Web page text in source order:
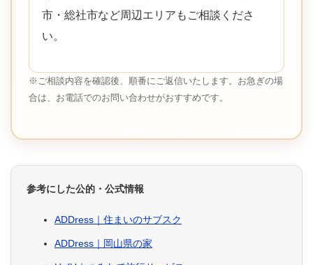
市・総社市など周辺エリアもご相談くださ
い。
※ご相談内容を確認後、順番にご返信いたします。お急ぎの場
合は、お電話でのお問い合わせがおすすめです。
参考にした公的・公式情報
ADDress｜住まいのサブスク
ADDress｜岡山県の家